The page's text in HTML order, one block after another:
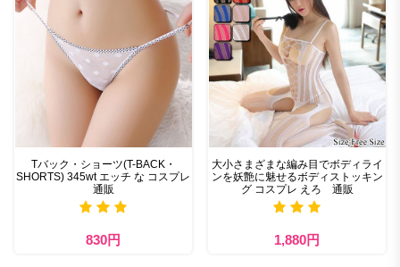
Tバック・ショーツ(T-BACK・
SHORTS) 345wt エッチ な コスプレ
通販
830円
大小さまざまな編み目でボディライ
ンを妖艶に魅せるボディストッキン
グ コスプレ えろ 通販
1,880円